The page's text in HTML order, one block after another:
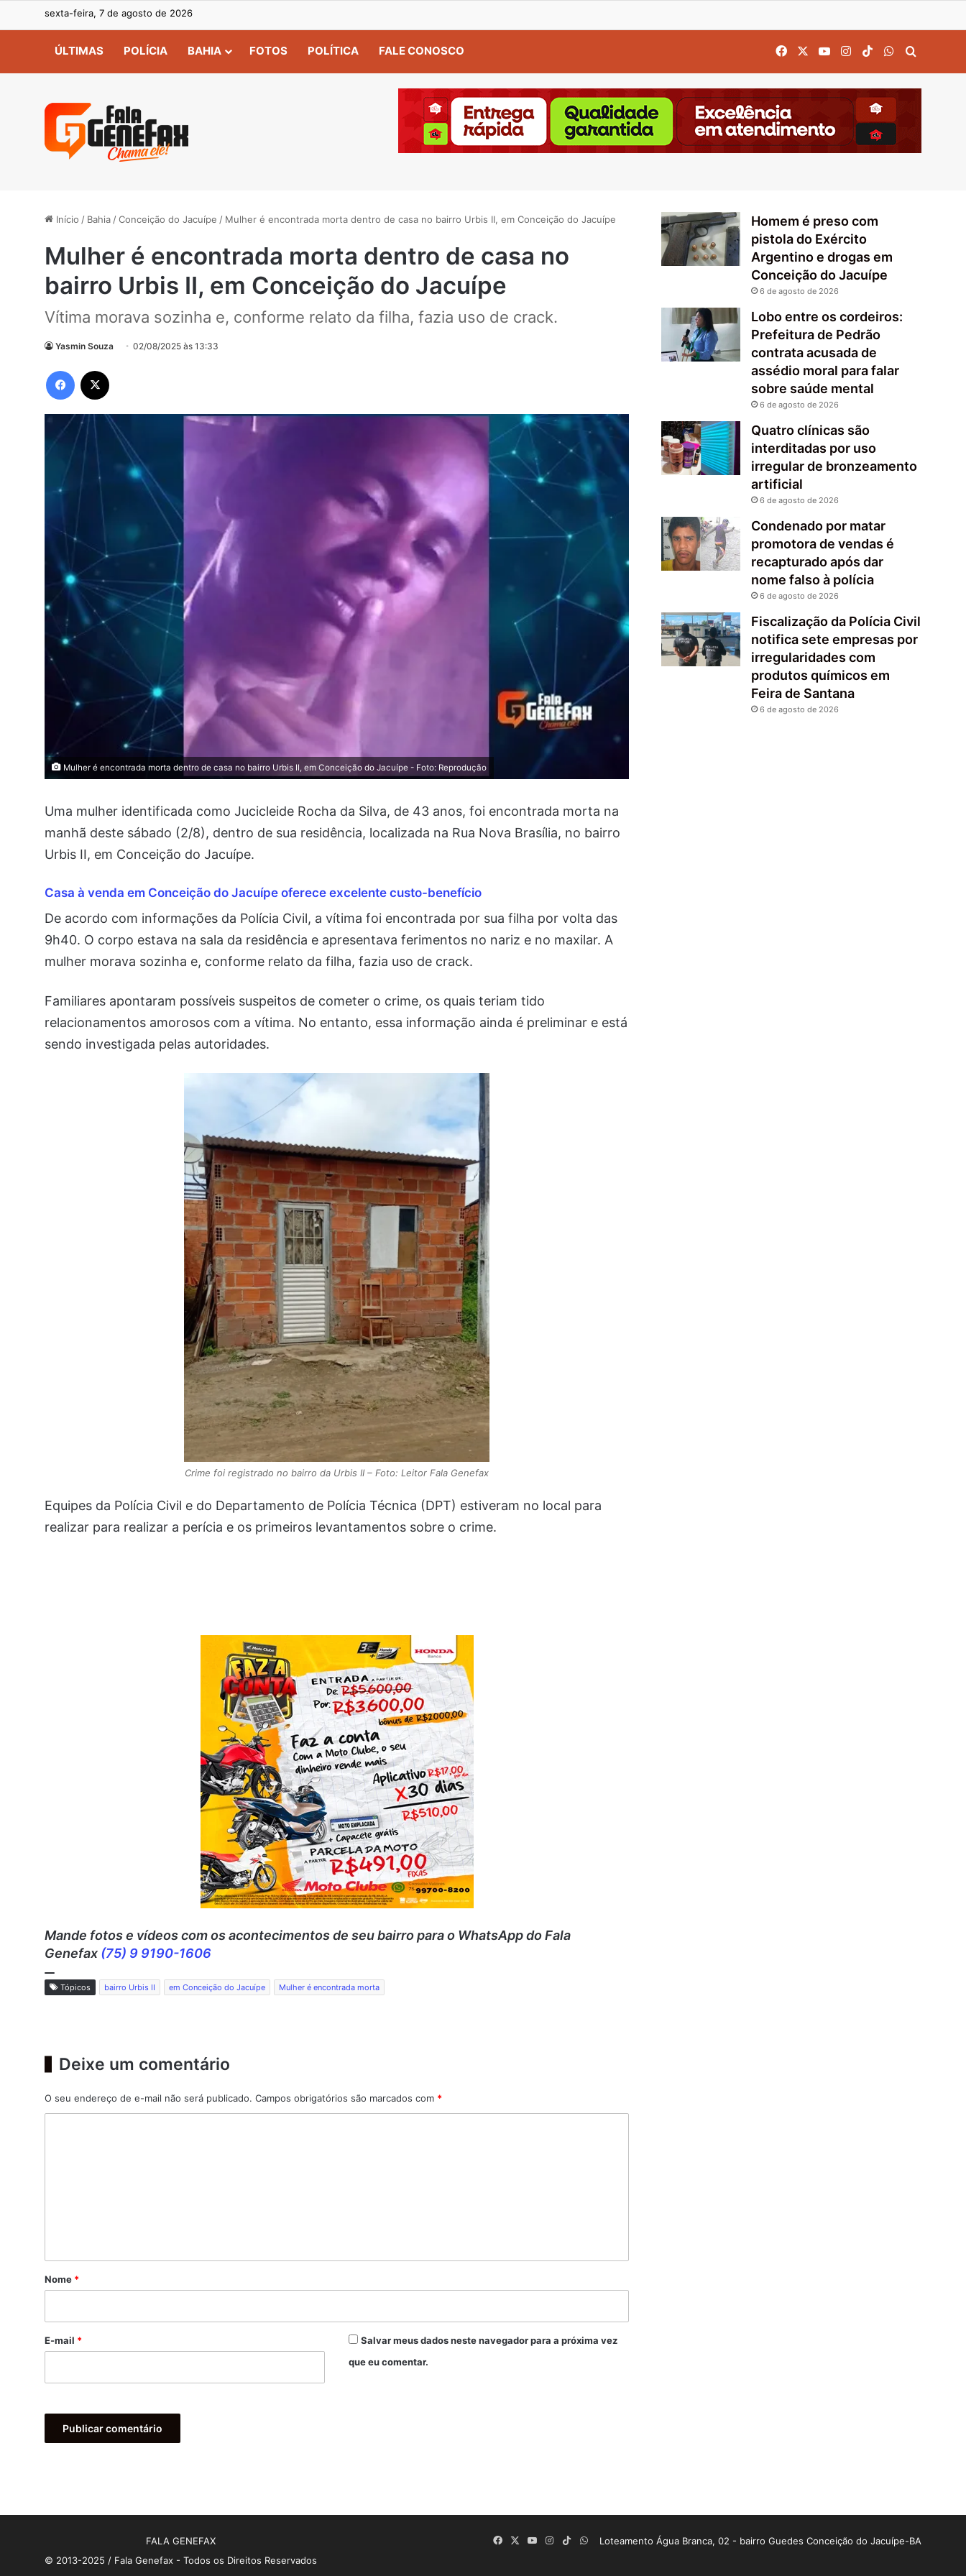
sexta-feira, 7 de agosto de 2026
ÚLTIMAS POLÍCIA BAHIA FOTOS POLÍTICA FALE CONOSCO FacebookYouTubeInstagram
TikTokWhatsApp
Início / Bahia /Conceição do Jacuípe / Mulher é encontrada morta dentro de casa no bairro Urbis II, em Conceição do Jacuípe
Mulher é encontrada morta dentro de casa no
bairro Urbis II, em Conceição do Jacuípe
Vítima morava sozinha e, conforme relato da filha, fazia uso de crack.
Yasmin Souza 02/08/2025 às 13:33
Facebook
Mulher é encontrada morta dentro de casa no bairro Urbis II, em Conceição do Jacuípe - Foto: Reprodução
Uma mulher identificada como Jucicleide Rocha da Silva, de 43 anos, foi encontrada morta na
manhã deste sábado (2/8), dentro de sua residência, localizada na Rua Nova Brasília, no bairro
Urbis II, em Conceição do Jacuípe.
Casa à venda em Conceição do Jacuípe oferece excelente custo-benefício
De acordo com informações da Polícia Civil, a vítima foi encontrada por sua filha por volta das
9h40. O corpo estava na sala da residência e apresentava ferimentos no nariz e no maxilar. A
mulher morava sozinha e, conforme relato da filha, fazia uso de crack.
Familiares apontaram possíveis suspeitos de cometer o crime, os quais teriam tido
relacionamentos amorosos com a vítima. No entanto, essa informação ainda é preliminar e está
sendo investigada pelas autoridades.
Crime foi registrado no bairro da Urbis II – Foto: Leitor Fala Genefax
Equipes da Polícia Civil e do Departamento de Polícia Técnica (DPT) estiveram no local para
realizar para realizar a perícia e os primeiros levantamentos sobre o crime.
Mande fotos e vídeos com os acontecimentos de seu bairro para o WhatsApp do Fala
Genefax (75) 9 9190-1606
Tópicos bairro Urbis II em Conceição do Jacuípe Mulher é encontrada morta
Deixe um comentário
O seu endereço de e-mail não será publicado. Campos obrigatórios são marcados com *
r
*
Nome *
E-mail *
Salvar meus dados neste navegador para a próxima vez
que eu comentar.
Homem é preso com
pistola do Exército
Argentino e drogas em
Conceição do Jacuípe
6 de agosto de 2026
Lobo entre os cordeiros:
Prefeitura de Pedrão
contrata acusada de
assédio moral para falar
sobre saúde mental
6 de agosto de 2026
Quatro clínicas são
interditadas por uso
irregular de bronzeamento
artificial
6 de agosto de 2026
Condenado por matar
promotora de vendas é
recapturado após dar
nome falso à polícia
6 de agosto de 2026
Fiscalização da Polícia Civil
notifica sete empresas por
irregularidades com
produtos químicos em
Feira de Santana
6 de agosto de 2026
FALA GENEFAX
© 2013-2025 / Fala Genefax - Todos os Direitos Reservados
Loteamento Água Branca, 02 - bairro Guedes Conceição do Jacuípe-BA
Facebook
X YouTubeInstagram
TikTokWhatsApp